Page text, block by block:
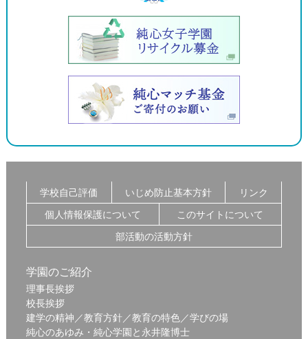
学校自己評価 いじめ防止基本方針
リンク
個人情報保護について
このサイトについて
部活動の活動方針
学園のご紹介
理事長挨拶
校長挨拶
建学の精神／教育方針／教育の特色／学びの場
純心のあゆみ・純心学園と永井隆博士